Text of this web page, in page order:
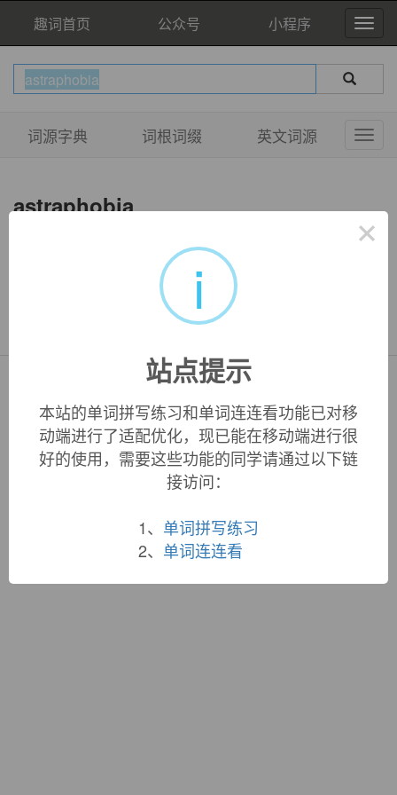
趣词首页 公众号 小程序
词源字典 词根词缀 英文词源
astraphobia
Copyright © QuWord.com All Rights Reserved.
词根大全|联系站长
蜀ICP备19033398号-1
×
i
站点提示
本站的单词拼写练习和单词连连看功能已对移
动端进行了适配优化，现已能在移动端进行很
好的使用，需要这些功能的同学请通过以下链
接访问：
1、 单词拼写练习
2、 单词连连看